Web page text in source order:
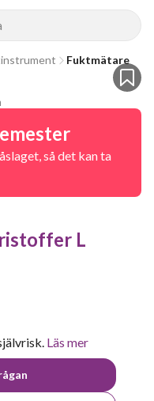
Fuktmätare
så det kan ta
L
Läs mer